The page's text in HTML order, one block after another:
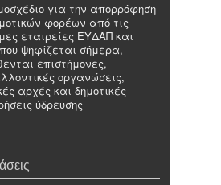
για την απορρόφηση
φορέων από τις
εταιρείες ΕΥΔΑΠ και
ψηφίζεται σήμερα,
επιστήμονες,
οργανώσεις,
αρχές και δημοτικές
ύδρευσης